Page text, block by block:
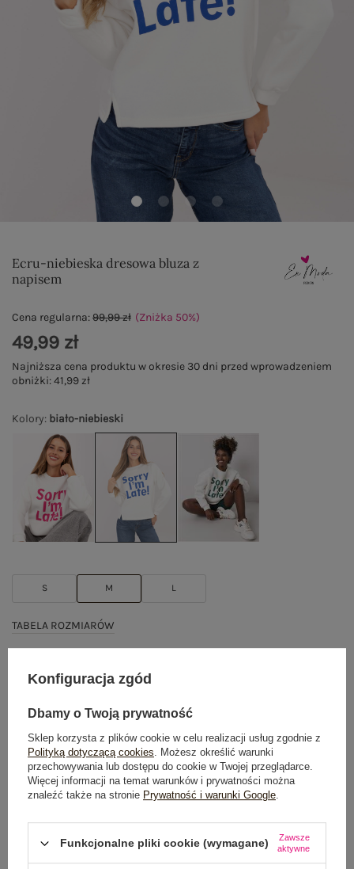
Ecru-niebieska dresowa bluza z
napisem
Kolory: biało-niebieski
S M L
TABELA ROZMIARÓW
Cena regularna:99,99 zł (Zniżka 50%)
49,99 zł
Najniższa cena produktu w okresie 30 dni przed wprowadzeniem
obniżki:41,99 zł
Dostawaod 7,99 zł
Wysyłkajutro
Konfiguracja zgód
Dbamy o Twoją prywatność
Sklep korzysta z plików cookie w celu realizacji usług zgodnie z
Polityką dotyczącą cookies. Możesz określić warunki
przechowywania lub dostępu do cookie w Twojej przeglądarce.
Więcej informacji na temat warunków i prywatności można
znaleźć także na stronie Prywatność i warunki Google.
Funkcjonalne pliki cookie (wymagane)
Zawsze
aktywne